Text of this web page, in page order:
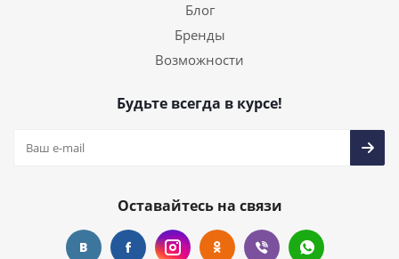
Блог
Бренды
Возможности
Будьте всегда в курсе!
Оставайтесь на связи